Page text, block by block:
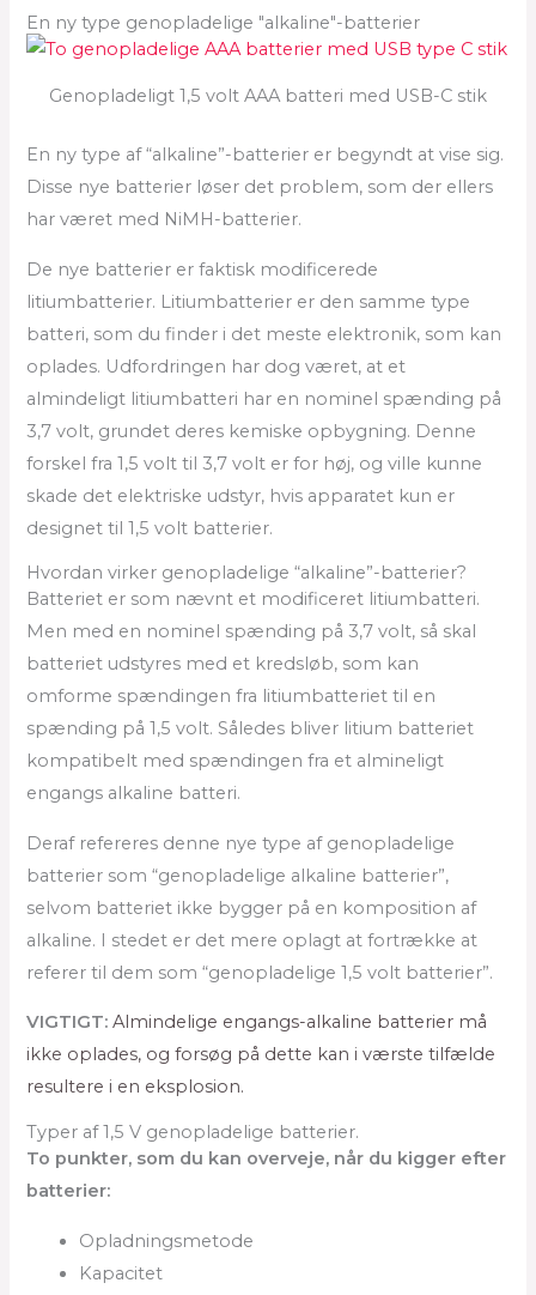
En ny type genopladelige "alkaline"-batterier
Genopladeligt 1,5 volt AAA batteri med USB-C stik
En ny type af “alkaline”-batterier er begyndt at vise sig.
Disse nye batterier løser det problem, som der ellers
har været med NiMH-batterier.
De nye batterier er faktisk modificerede
litiumbatterier. Litiumbatterier er den samme type
batteri, som du finder i det meste elektronik, som kan
oplades. Udfordringen har dog været, at et
almindeligt litiumbatteri har en nominel spænding på
3,7 volt, grundet deres kemiske opbygning. Denne
forskel fra 1,5 volt til 3,7 volt er for høj, og ville kunne
skade det elektriske udstyr, hvis apparatet kun er
designet til 1,5 volt batterier.
Hvordan virker genopladelige “alkaline”-batterier?
Batteriet er som nævnt et modificeret litiumbatteri.
Men med en nominel spænding på 3,7 volt, så skal
batteriet udstyres med et kredsløb, som kan
omforme spændingen fra litiumbatteriet til en
spænding på 1,5 volt. Således bliver litium batteriet
kompatibelt med spændingen fra et almineligt
engangs alkaline batteri.
Deraf refereres denne nye type af genopladelige
batterier som “genopladelige alkaline batterier”,
selvom batteriet ikke bygger på en komposition af
alkaline. I stedet er det mere oplagt at fortrække at
referer til dem som “genopladelige 1,5 volt batterier”.
VIGTIGT: Almindelige engangs-alkaline batterier må
ikke oplades, og forsøg på dette kan i værste tilfælde
resultere i en eksplosion.
Typer af 1,5 V genopladelige batterier.
To punkter, som du kan overveje, når du kigger efter
batterier:
Opladningsmetode
Kapacitet